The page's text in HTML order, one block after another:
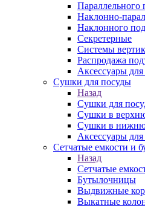
Параллельного
Наклонно-
Наклонного
Секретерные
Системы
Распродажа
Аксессуары
Сушки для посуды
Назад
Сушки для
Сушки в
Сушки в
Аксессуары
Сетчатые емкости и
Назад
Сетчатые
Бутылочницы
Выдвижные
Выкатные